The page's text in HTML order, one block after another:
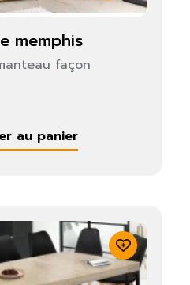
memphis
façon
au panier